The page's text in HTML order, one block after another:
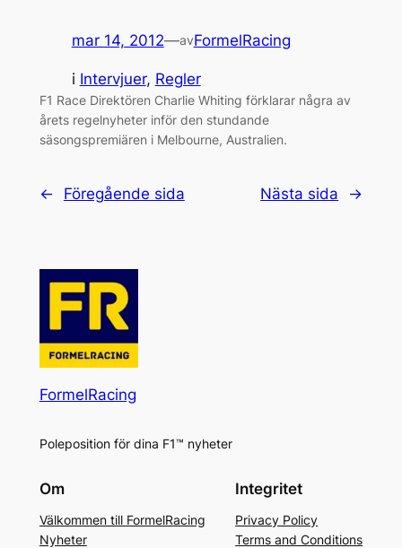
mar 14, 2012—avFormelRacing
i Intervjuer, Regler
F1 Race Direktören Charlie Whiting förklarar några av
årets regelnyheter inför den stundande
säsongspremiären i Melbourne, Australien.
← Föregående sida Nästa sida →
FormelRacing
Poleposition för dina F1™ nyheter
Om
Välkommen till FormelRacing
Nyheter
Integritet
Privacy Policy
Terms and Conditions